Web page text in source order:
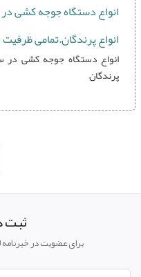
انواع دستگاه جوجه کشی
انواع پرندگان.تمامی
انواع دستگاه جوجه کشی در
پرندگان
ثبت
برای عضویت در خبرنامه